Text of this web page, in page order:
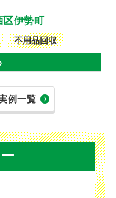
区伊勢町
不用品回収
例一覧